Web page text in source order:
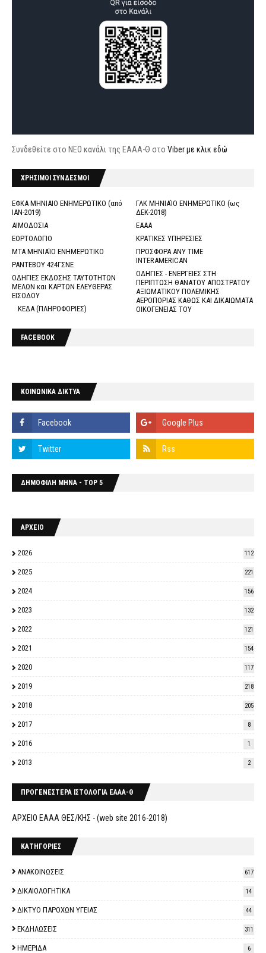
Συνδεθείτε στο ΝΕΟ κανάλι της ΕΑΑΑ-Θ στο Viber με κλικ εδώ
ΧΡΗΣΙΜΟΙ ΣΥΝΔΕΣΜΟΙ
ΕΦΚΑ ΜΗΝΙΑΙΟ ΕΝΗΜΕΡΩΤΙΚΟ (από
ΙΑΝ-2019)
ΓΛΚ ΜΗΝΙΑΊΟ ΕΝΗΜΕΡΩΤΙΚΟ (ως
ΔΕΚ-2018)
ΑΙΜΟΔΟΣΙΑ
ΕΑΑΑ
ΕΟΡΤΟΛΟΓΙΟ
ΚΡΑΤΙΚΕΣ ΥΠΗΡΕΣΙΕΣ
ΜΤΑ ΜΗΝΙΑΊΟ ΕΝΗΜΕΡΩΤΙΚΟ
ΠΡΟΣΦΟΡΑ ANY TIME
INTERAMERICAN
ΡΑΝΤΕΒΟΥ 424ΓΣΝΕ
ΟΔΗΓΙΕΣ - ΕΝΕΡΓΕΙΕΣ ΣΤΗ
ΠΕΡΙΠΤΩΣΗ ΘΑΝΑΤΟΥ ΑΠΟΣΤΡΑΤΟΥ
ΑΞΙΩΜΑΤΙΚΟΥ ΠΟΛΕΜΙΚΗΣ
ΑΕΡΟΠΟΡΙΑΣ ΚΑΘΩΣ ΚΑΙ ΔΙΚΑΙΩΜΑΤΑ
ΟΙΚΟΓΕΝΕΙΑΣ ΤΟΥ
ΟΔΗΓΙΕΣ ΕΚΔΟΣΗΣ ΤΑΥΤΟΤΗΤΩΝ
ΜΕΛΩΝ και ΚΑΡΤΩΝ ΕΛΕΥΘΕΡΑΣ
ΕΙΣΟΔΟΥ
ΚΕΔΑ (ΠΛΗΡΟΦΟΡΙΕΣ)
FACEBOOK
ΚΟΙΝΩΝΙΚΑ ΔΙΚΤΥΑ
ΔΗΜΟΦΙΛΗ ΜΗΝΑ - TOP 5
ΑΡΧΕΙΟ
2026 112
2025 221
2024 156
2023 132
2022 121
2021 154
2020 117
2019 218
2018 205
2017 8
2016 1
2013 2
ΠΡΟΓΕΝΕΣΤΕΡΑ ΙΣΤΟΛΟΓΙΑ ΕΑΑΑ-Θ
ΑΡΧΕΙΟ ΕΑΑΑ ΘΕΣ/ΚΗΣ - (web site 2016-2018)
ΚΑΤΗΓΟΡΙΕΣ
ΑΝΑΚΟΙΝΩΣΕΙΣ 617
ΔΙΚΑΙΟΛΟΓΗΤΙΚΑ 14
ΔΙΚΤΥΟ ΠΑΡΟΧΩΝ ΥΓΕΙΑΣ 44
ΕΚΔΗΛΩΣΕΙΣ 311
ΗΜΕΡΙΔΑ 6